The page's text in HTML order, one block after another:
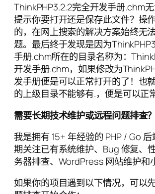
ThinkPHP3.2.2完全开发手册.chm
提示你要打开还是保存此文件？操
的，在网上搜索的解决方案始终无
题。最后终于发现是因为
手册.chm所在的目录名称为：
开发手册.chm，如果修改为
发手册便是可以正常打开的了！也
的上级目录不能够有.，便是可以正
需要长期技术维护或远程问题排查？
我是拥有 15+ 年经验的 PHP / Go
期关注已有系统维护、Bug 修复、
务器排查、WordPress 网站维护和
如果你的项目遇到以下情况，可以